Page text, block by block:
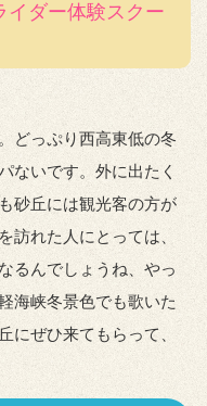
イダー体験スクー
どっぷり西高東低の冬
ないです。外に出たく
砂丘には観光客の方が
れた人にとっては、
るんでしょうね、やっ
海峡冬景色でも歌いた
にぜひ来てもらって、